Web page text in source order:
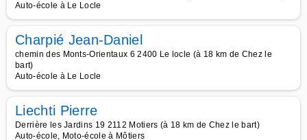
Auto-école à Le Locle
Charpié Jean-Daniel
chemin des Monts-Orientaux 6 2400 Le locle (à 18 km de Chez le
bart)
Auto-école à Le Locle
Liechti Pierre
Derrière les Jardins 19 2112 Motiers (à 18 km de Chez le bart)
Auto-école, Moto-école à Môtiers